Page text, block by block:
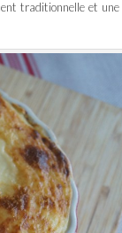
traditionnelle et une